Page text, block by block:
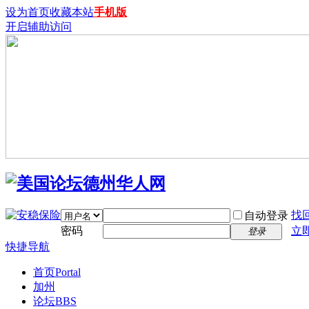
设为首页收藏本站手机版
开启辅助访问
自动登录 找
密码
登录
立
快捷导航
首页Portal
加州
论坛BBS